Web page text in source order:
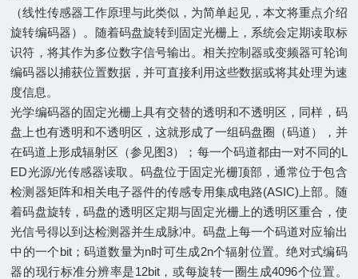
（线性传感器工作原理与此类似，为简单起见，本文将重点介绍
旋转编码器）。随着码盘旋转到固定光栅上，系统会定期读取标
识符，将其作为多位数字信号输出。相关控制器或变频器可轮询
编码器以捕获位置数据，并可直接利用这些数据或将其处理为速
度信息。
光学编码器的固定光栅上具有交替的透明和不透明区，同样，码
盘上也有透明和不透明区，这就形成了一组码盘圈（码道），并
在码道上形成辐射区（参见图3）；每一个码道都由一对不同的L
ED光源/光传感器读取。码盘位于固定光栅顶部，通常位于包含
检测器矩阵和相关电子器件的传感专用集成电路(ASIC)上部。随
着码盘旋转，码盘的透明区定期与固定光栅上的透明区重合，使
光信号得以到达检测器并生成脉冲。码盘上每一个码道对应输出
中的一个bit；码道数量为n时可生成2n个辐射位置。绝对式编码
器的现行标准分辨率是12bit，或每旋转一圈生成4096个位置。